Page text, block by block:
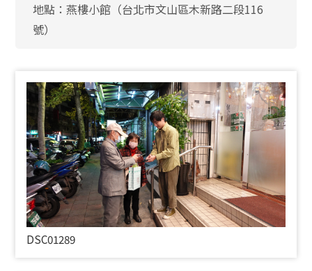
地點：燕樓小館（台北市文山區木新路二段116
號）
DSC01289